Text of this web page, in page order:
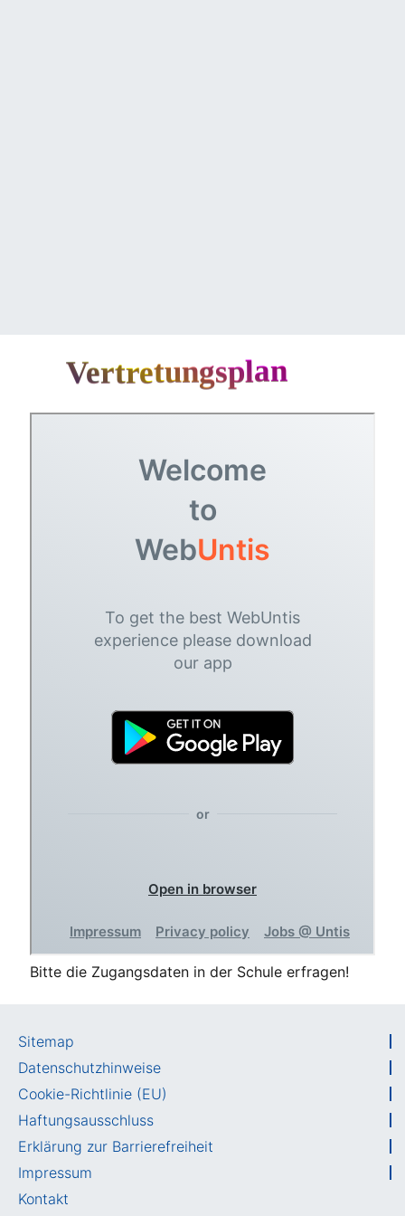
Vertretungsplan
Bit­te die Zugangs­da­ten in der Schu­le erfragen!
Sitemap
Datenschutzhinweise
Cookie-Richtlinie (EU)
Haftungsausschluss
Erklärung zur Barrierefreiheit
Impressum
Kontakt